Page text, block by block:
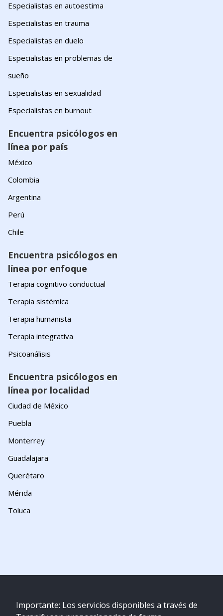
Especialistas en autoestima
Especialistas en trauma
Especialistas en duelo
Especialistas en problemas de
sueño
Especialistas en sexualidad
Especialistas en burnout
Encuentra psicólogos en
línea por país
México
Colombia
Argentina
Perú
Chile
Encuentra psicólogos en
línea por enfoque
Terapia cognitivo conductual
Terapia sistémica
Terapia humanista
Terapia integrativa
Psicoanálisis
Encuentra psicólogos en
línea por localidad
Ciudad de México
Puebla
Monterrey
Guadalajara
Querétaro
Mérida
Toluca
Importante: Los servicios disponibles a través de